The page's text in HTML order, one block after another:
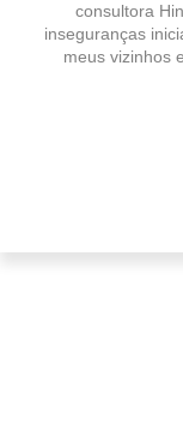
consultora
inseguranças
meus vizinhos